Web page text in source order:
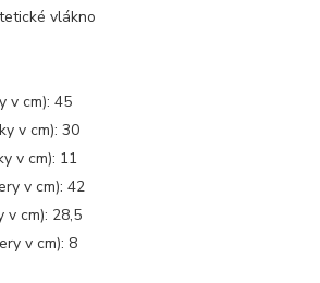
vlákno
v cm): 45
v cm): 30
v cm): 11
v cm): 42
v cm): 28,5
v cm): 8